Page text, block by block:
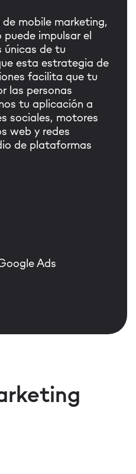
mobile marketing,
impulsar el
únicas de tu
esta estrategia de
facilita que tu
las personas
tu aplicación a
sociales, motores
web y redes
de plataformas
Ads